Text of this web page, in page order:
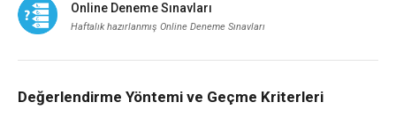
Online Deneme Sınavları
Haftalık hazırlanmış Online Deneme Sınavları
Değerlendirme Yöntemi ve Geçme Kriterleri